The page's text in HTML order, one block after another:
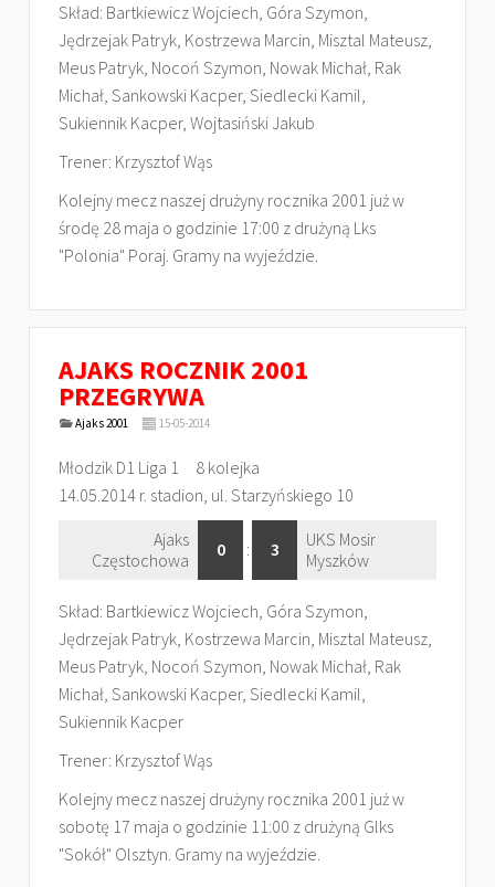
Skład: Bartkiewicz Wojciech, Góra Szymon,
Jędrzejak Patryk, Kostrzewa Marcin, Misztal Mateusz,
Meus Patryk, Nocoń Szymon, Nowak Michał, Rak
Michał, Sankowski Kacper, Siedlecki Kamil,
Sukiennik Kacper, Wojtasiński Jakub
Trener: Krzysztof Wąs
Kolejny mecz naszej drużyny rocznika 2001 już w
środę 28 maja o godzinie 17:00 z drużyną Lks
"Polonia" Poraj. Gramy na wyjeździe.
AJAKS ROCZNIK 2001
PRZEGRYWA
Ajaks 2001 15-05-2014
Młodzik D1 Liga 1 8 kolejka
14.05.2014 r. stadion, ul. Starzyńskiego 10
Ajaks
Częstochowa
0 : 3
UKS Mosir
Myszków
Skład: Bartkiewicz Wojciech, Góra Szymon,
Jędrzejak Patryk, Kostrzewa Marcin, Misztal Mateusz,
Meus Patryk, Nocoń Szymon, Nowak Michał, Rak
Michał, Sankowski Kacper, Siedlecki Kamil,
Sukiennik Kacper
Trener: Krzysztof Wąs
Kolejny mecz naszej drużyny rocznika 2001 już w
sobotę 17 maja o godzinie 11:00 z drużyną Glks
"Sokół" Olsztyn. Gramy na wyjeździe.